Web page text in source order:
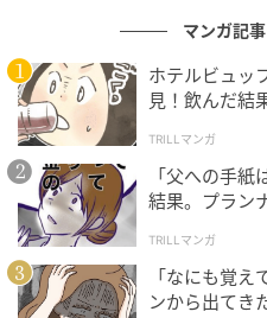
マンガ記
ホテルビュッ
見！飲んだ結
TRILLマンガ
「父への手
結果。プラン
TRILLマンガ
「なにも覚
ンから出てき